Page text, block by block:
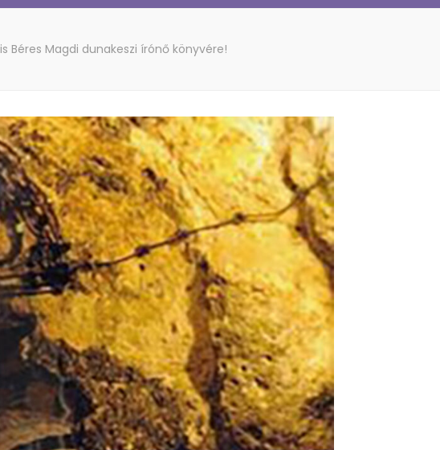
Béres Magdi dunakeszi írónő könyvére!